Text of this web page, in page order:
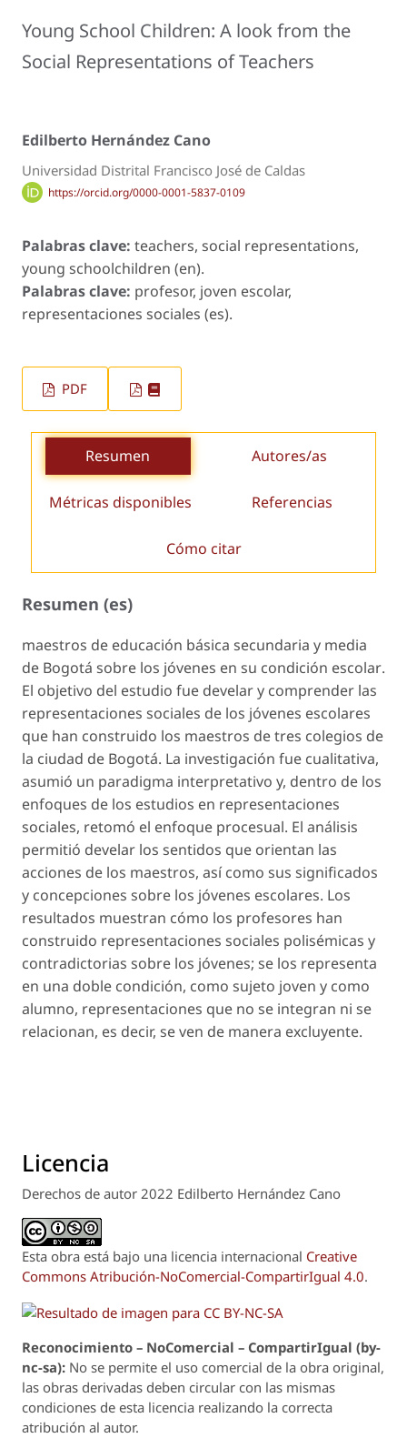
Young School Children: A look from the
Social Representations of Teachers
Edilberto Hernández Cano
Universidad Distrital Francisco José de Caldas
https://orcid.org/0000-0001-5837-0109
Palabras clave: teachers, social representations,
young schoolchildren (en).
Palabras clave: profesor, joven escolar,
representaciones sociales (es).
PDF
Resumen Autores/as
Métricas disponibles Referencias
Cómo citar
Resumen (es)
maestros de educación básica secundaria y media
de Bogotá sobre los jóvenes en su condición escolar.
El objetivo del estudio fue develar y comprender las
representaciones sociales de los jóvenes escolares
que han construido los maestros de tres colegios de
la ciudad de Bogotá. La investigación fue cualitativa,
asumió un paradigma interpretativo y, dentro de los
enfoques de los estudios en representaciones
sociales, retomó el enfoque procesual. El análisis
permitió develar los sentidos que orientan las
acciones de los maestros, así como sus significados
y concepciones sobre los jóvenes escolares. Los
resultados muestran cómo los profesores han
construido representaciones sociales polisémicas y
contradictorias sobre los jóvenes; se los representa
en una doble condición, como sujeto joven y como
alumno, representaciones que no se integran ni se
relacionan, es decir, se ven de manera excluyente.
Licencia
Derechos de autor 2022 Edilberto Hernández Cano
Esta obra está bajo una licencia internacional Creative
Commons Atribución-NoComercial-CompartirIgual 4.0.
Reconocimiento – NoComercial – CompartirIgual (by-
nc-sa): No se permite el uso comercial de la obra original,
las obras derivadas deben circular con las mismas
condiciones de esta licencia realizando la correcta
atribución al autor.